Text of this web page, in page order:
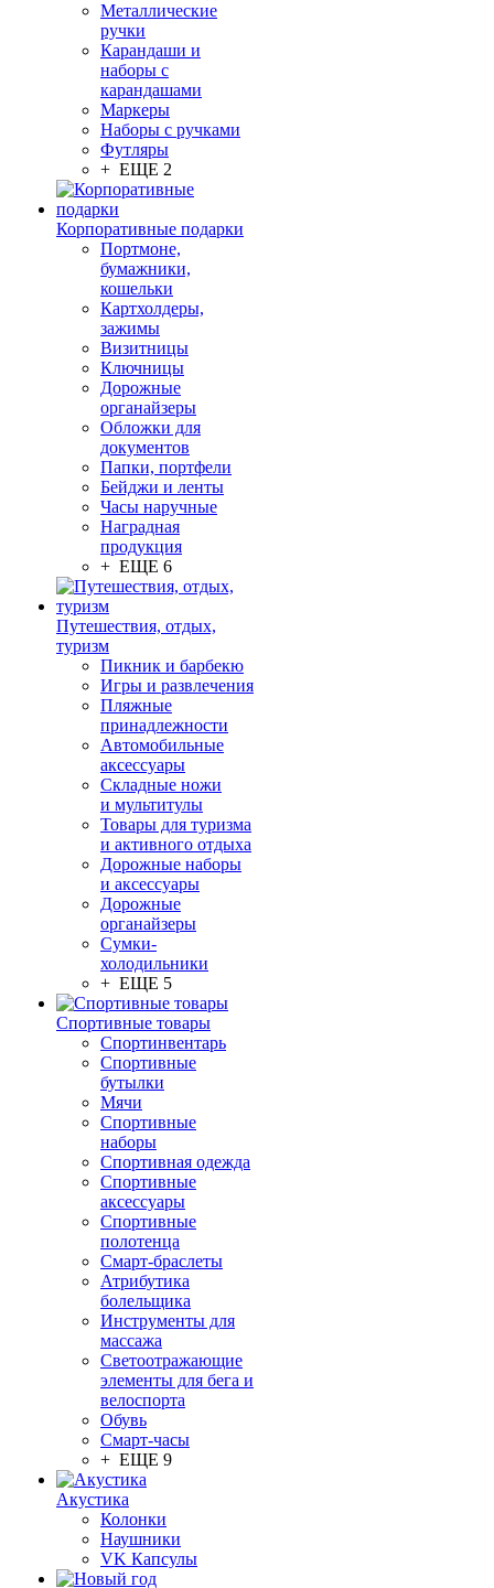
Металлические
ручки
Карандаши и
наборы с
карандашами
Маркеры
Наборы с ручками
Футляры
+ ЕЩЕ 2
Корпоративные подарки
Портмоне,
бумажники,
кошельки
Картхолдеры,
зажимы
Визитницы
Ключницы
Дорожные
органайзеры
Обложки для
документов
Папки, портфели
Бейджи и ленты
Часы наручные
Наградная
продукция
+ ЕЩЕ 6
Путешествия, отдых,
туризм
Пикник и барбекю
Игры и развлечения
Пляжные
принадлежности
Автомобильные
аксессуары
Складные ножи
и мультитулы
Товары для туризма
и активного отдыха
Дорожные наборы
и аксессуары
Дорожные
органайзеры
Сумки-
холодильники
+ ЕЩЕ 5
Спортивные товары
Спортинвентарь
Спортивные
бутылки
Мячи
Спортивные
наборы
Спортивная одежда
Спортивные
аксессуары
Спортивные
полотенца
Смарт-браслеты
Атрибутика
болельщика
Инструменты для
массажа
Светоотражающие
элементы для бега и
велоспорта
Обувь
Смарт-часы
+ ЕЩЕ 9
Акустика
Колонки
Наушники
VK Капсулы